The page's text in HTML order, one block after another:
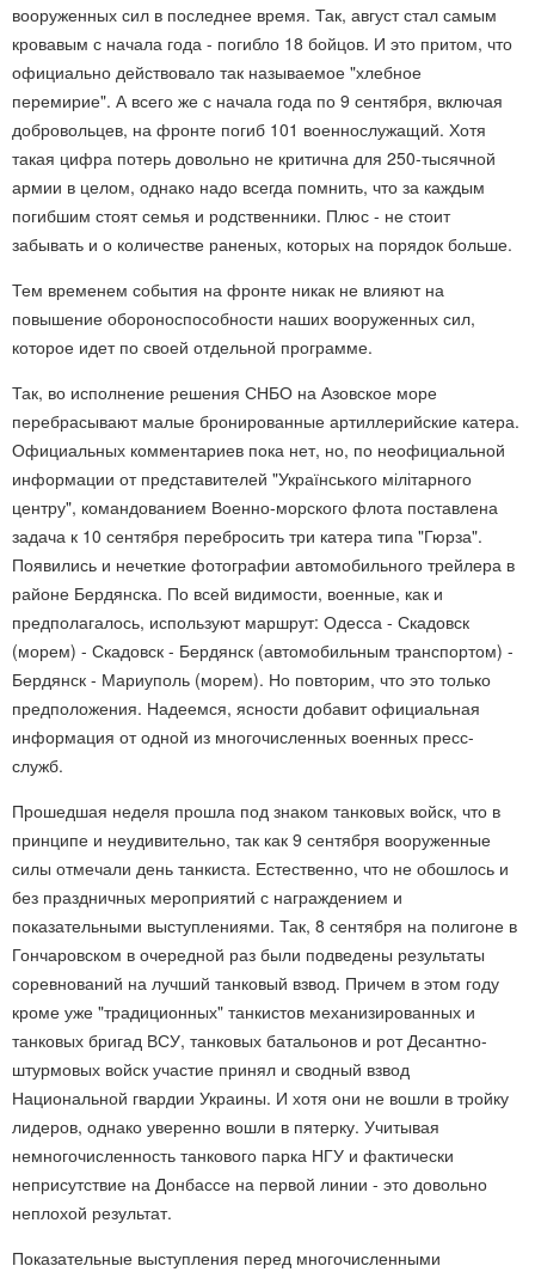
вооруженных сил в последнее время. Так, август стал самым
кровавым с начала года - погибло 18 бойцов. И это притом, что
официально действовало так называемое "хлебное
перемирие". А всего же с начала года по 9 сентября, включая
добровольцев, на фронте погиб 101 военнослужащий. Хотя
такая цифра потерь довольно не критична для 250-тысячной
армии в целом, однако надо всегда помнить, что за каждым
погибшим стоят семья и родственники. Плюс - не стоит
забывать и о количестве раненых, которых на порядок больше.
Тем временем события на фронте никак не влияют на
повышение обороноспособности наших вооруженных сил,
которое идет по своей отдельной программе.
Так, во исполнение решения СНБО на Азовское море
перебрасывают малые бронированные артиллерийские катера.
Официальных комментариев пока нет, но, по неофициальной
информации от представителей "Українського мілітарного
центру", командованием Военно-морского флота поставлена
задача к 10 сентября перебросить три катера типа "Гюрза".
Появились и нечеткие фотографии автомобильного трейлера в
районе Бердянска. По всей видимости, военные, как и
предполагалось, используют маршрут: Одесса - Скадовск
(морем) - Скадовск - Бердянск (автомобильным транспортом) -
Бердянск - Мариуполь (морем). Но повторим, что это только
предположения. Надеемся, ясности добавит официальная
информация от одной из многочисленных военных пресс-
служб.
Прошедшая неделя прошла под знаком танковых войск, что в
принципе и неудивительно, так как 9 сентября вооруженные
силы отмечали день танкиста. Естественно, что не обошлось и
без праздничных мероприятий с награждением и
показательными выступлениями. Так, 8 сентября на полигоне в
Гончаровском в очередной раз были подведены результаты
соревнований на лучший танковый взвод. Причем в этом году
кроме уже "традиционных" танкистов механизированных и
танковых бригад ВСУ, танковых батальонов и рот Десантно-
штурмовых войск участие принял и сводный взвод
Национальной гвардии Украины. И хотя они не вошли в тройку
лидеров, однако уверенно вошли в пятерку. Учитывая
немногочисленность танкового парка НГУ и фактически
неприсутствие на Донбассе на первой линии - это довольно
неплохой результат.
Показательные выступления перед многочисленными